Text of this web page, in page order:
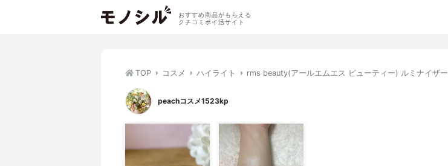
おすすめ商品がもらえる
クチコミポイ活サイト
TOP コスメ ハイライト rms beauty(アールエムエス ビューティー) ルミナイザー
peachコスメ1523kp